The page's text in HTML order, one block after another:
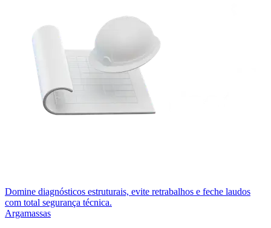
Domine diagnósticos estruturais, evite retrabalhos e feche laudos
com total segurança técnica.
Argamassas